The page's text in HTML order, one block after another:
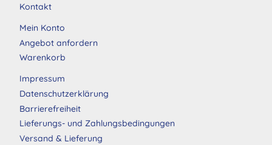
Kontakt
Mein Konto
Angebot anfordern
Warenkorb
Impressum
Datenschutzerklärung
Barrierefreiheit
Lieferungs- und Zahlungsbedingungen
Versand & Lieferung